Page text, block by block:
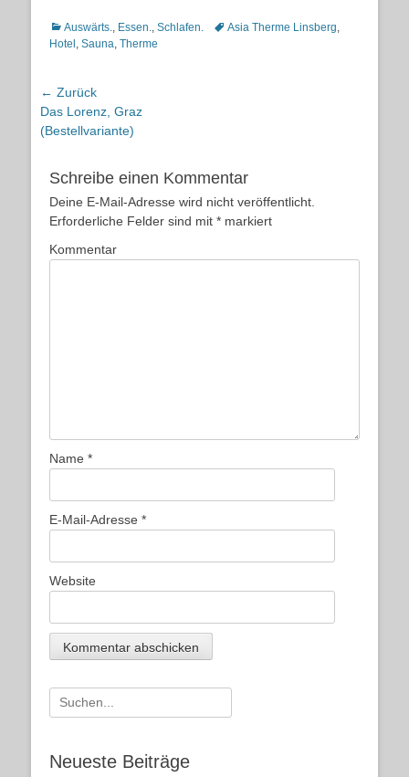
Kategorien
Auswärts., Essen., Schlafen. Schlagworte
Asia Therme Linsberg,
Hotel , Sauna, Therme
Beitragsnavigation
← Zurück
Vorheriger
Beitrag:
Das Lorenz, Graz
(Bestellvariante)
Schreibe einen Kommentar
Deine E-Mail-Adresse wird nicht veröffentlicht.
Erforderliche Felder sind mit * markiert
Kommentar
Name *
E-Mail-Adresse *
Website
Suche
nach:
Neueste Beiträge